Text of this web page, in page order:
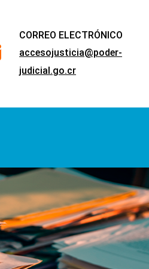
far
CORREO ELECTRÓNICO
accesojusticia@poder-
judicial.go.cr